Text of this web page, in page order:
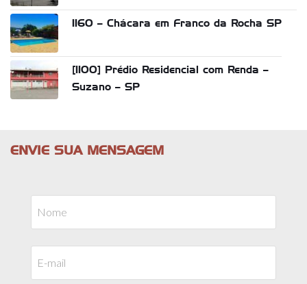
1160 – Chácara em Franco da Rocha SP
[1100] Prédio Residencial com Renda –
Suzano – SP
ENVIE SUA MENSAGEM